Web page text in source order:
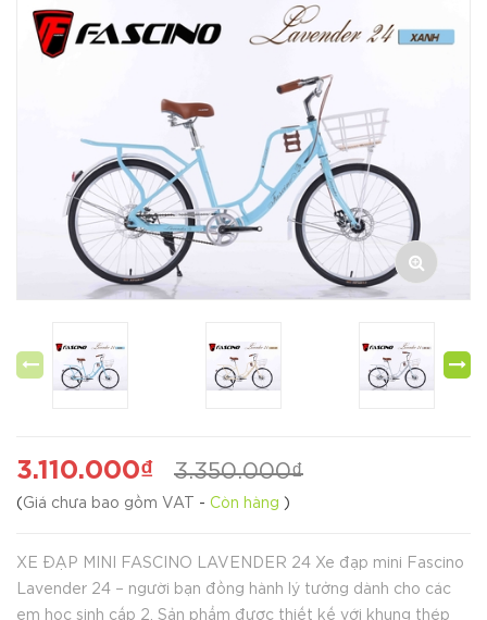
3.110.000₫ 3.350.000₫
( Giá chưa bao gồm VAT - Còn hàng )
XE ĐẠP MINI FASCINO LAVENDER 24 Xe đạp mini Fascino
Lavender 24 – người bạn đồng hành lý tưởng dành cho các
em học sinh cấp 2. Sản phẩm được thiết kế với khung thép